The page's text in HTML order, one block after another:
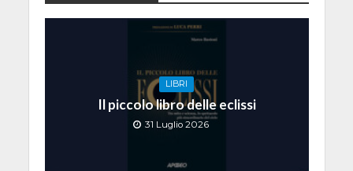
LIBRI
Il piccolo libro delle eclissi
31 Luglio 2026